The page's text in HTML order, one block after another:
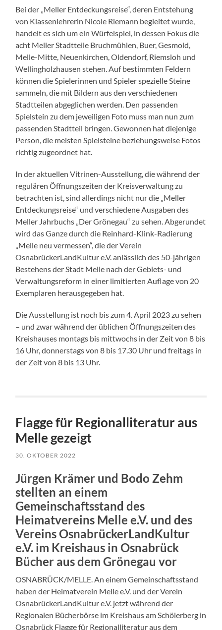
Bei der „Meller Entdeckungsreise“, deren Entstehung
von Klassenlehrerin Nicole Riemann begleitet wurde,
handelt es sich um ein Würfelspiel, in dessen Fokus die
acht Meller Stadtteile Bruchmühlen, Buer, Gesmold,
Melle-Mitte, Neuenkirchen, Oldendorf, Riemsloh und
Wellingholzhausen stehen. Auf bestimmten Feldern
können die Spielerinnen und Spieler spezielle Steine
sammeln, die mit Bildern aus den verschiedenen
Stadtteilen abgeglichen werden. Den passenden
Spielstein zu dem jeweiligen Foto muss man nun zum
passenden Stadtteil bringen. Gewonnen hat diejenige
Person, die meisten Spielsteine beziehungsweise Fotos
richtig zugeordnet hat.
In der aktuellen Vitrinen-Ausstellung, die während der
regulären Öffnungszeiten der Kreisverwaltung zu
betrachten ist, sind allerdings nicht nur die „Meller
Entdeckungsreise“ und verschiedene Ausgaben des
Meller Jahrbuchs „Der Grönegau“ zu sehen. Abgerundet
wird das Ganze durch die Reinhard-Klink-Radierung
„Melle neu vermessen“, die der Verein
OsnabrückerLandKultur e.V. anlässlich des 50-jährigen
Bestehens der Stadt Melle nach der Gebiets- und
Verwaltungsreform in einer limitierten Auflage von 20
Exemplaren herausgegeben hat.
Die Ausstellung ist noch bis zum 4. April 2023 zu sehen
– und zwar während der üblichen Öffnungszeiten des
Kreishauses montags bis mittwochs in der Zeit von 8 bis
16 Uhr, donnerstags von 8 bis 17.30 Uhr und freitags in
der Zeit von 8 bis 13 Uhr.
Flagge für Regionalliteratur aus
Melle gezeigt
30. OKTOBER 2022
Jürgen Krämer und Bodo Zehm
stellten an einem
Gemeinschaftsstand des
Heimatvereins Melle e.V. und des
Vereins OsnabrückerLandKultur
e.V. im Kreishaus in Osnabrück
Bücher aus dem Grönegau vor
OSNABRÜCK/MELLE. An einem Gemeinschaftsstand
haben der Heimatverein Melle e.V. und der Verein
OsnabrückerLandKultur e.V. jetzt während der
Regionalen Bücherbörse im Kreishaus am Schölerberg in
Osnabrück Flagge für Regionalliteratur aus dem